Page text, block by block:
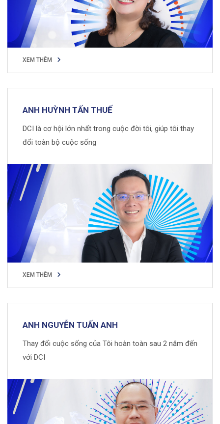
XEM THÊM
ANH HUỲNH TẤN THUẾ
DCI là cơ hội lớn nhất trong cuộc đời tôi, giúp tôi thay
đổi toàn bộ cuộc sống
XEM THÊM
ANH NGUYỄN TUẤN ANH
Thay đổi cuộc sống của Tôi hoàn toàn sau 2 năm đến
với DCI